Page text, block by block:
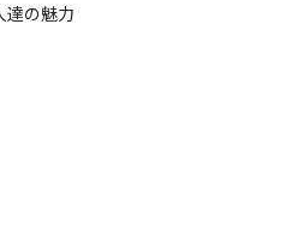
達の魅力